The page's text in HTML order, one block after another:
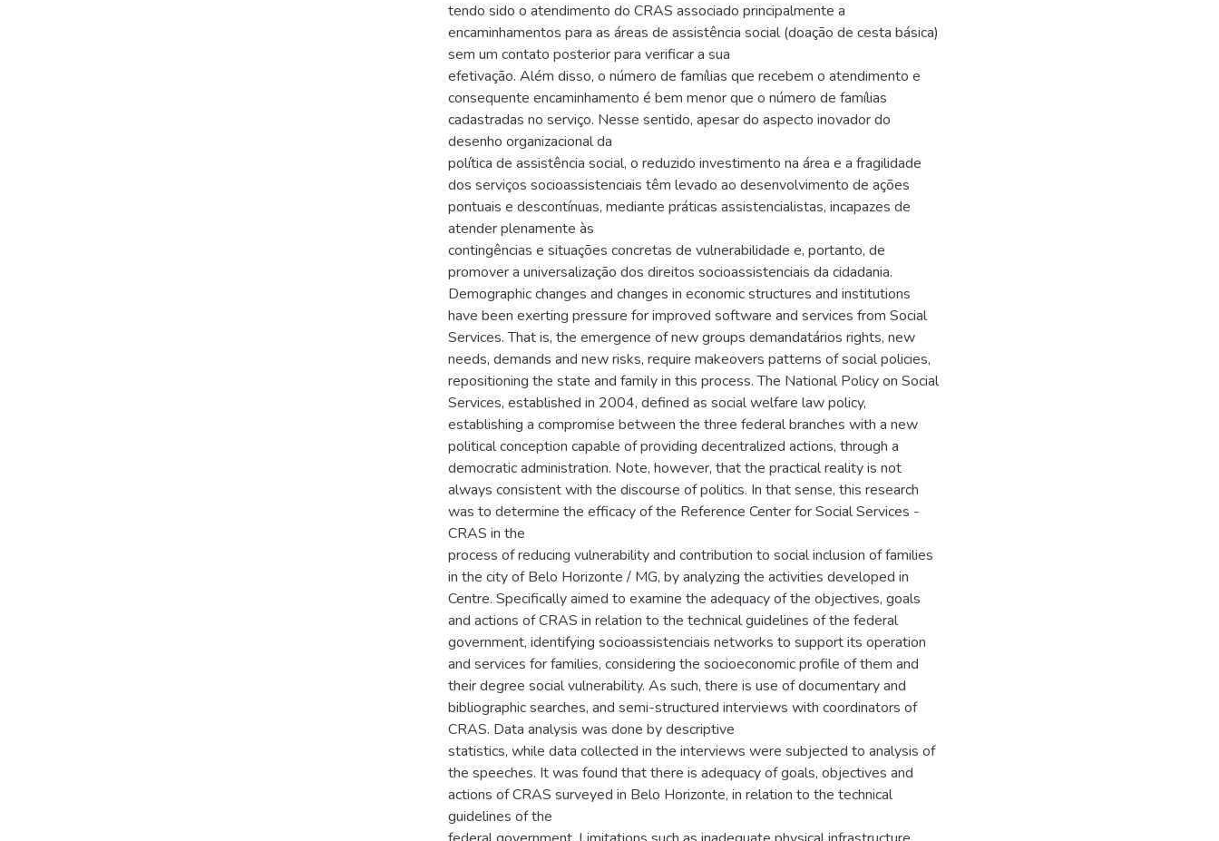
tendo sido o atendimento do CRAS associado principalmente a
encaminhamentos para as áreas de assistência social (doação de cesta básica)
sem um contato posterior para verificar a sua
efetivação. Além disso, o número de famílias que recebem o atendimento e
consequente encaminhamento é bem menor que o número de famílias
cadastradas no serviço. Nesse sentido, apesar do aspecto inovador do
desenho organizacional da
política de assistência social, o reduzido investimento na área e a fragilidade
dos serviços socioassistenciais têm levado ao desenvolvimento de ações
pontuais e descontínuas, mediante práticas assistencialistas, incapazes de
atender plenamente às
contingências e situações concretas de vulnerabilidade e, portanto, de
promover a universalização dos direitos socioassistenciais da cidadania.
Demographic changes and changes in economic structures and institutions
have been exerting pressure for improved software and services from Social
Services. That is, the emergence of new groups demandatários rights, new
needs, demands and new risks, require makeovers patterns of social policies,
repositioning the state and family in this process. The National Policy on Social
Services, established in 2004, defined as social welfare law policy,
establishing a compromise between the three federal branches with a new
political conception capable of providing decentralized actions, through a
democratic administration. Note, however, that the practical reality is not
always consistent with the discourse of politics. In that sense, this research
was to determine the efficacy of the Reference Center for Social Services -
CRAS in the
process of reducing vulnerability and contribution to social inclusion of families
in the city of Belo Horizonte / MG, by analyzing the activities developed in
Centre. Specifically aimed to examine the adequacy of the objectives, goals
and actions of CRAS in relation to the technical guidelines of the federal
government, identifying socioassistenciais networks to support its operation
and services for families, considering the socioeconomic profile of them and
their degree social vulnerability. As such, there is use of documentary and
bibliographic searches, and semi-structured interviews with coordinators of
CRAS. Data analysis was done by descriptive
statistics, while data collected in the interviews were subjected to analysis of
the speeches. It was found that there is adequacy of goals, objectives and
actions of CRAS surveyed in Belo Horizonte, in relation to the technical
guidelines of the